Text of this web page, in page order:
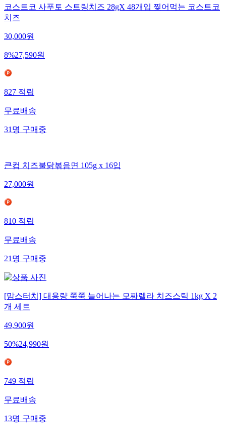
코스트코 사푸토 스트링치즈 28gX 48개입 찢어먹는 코스트코
치즈
30,000원
8%27,590원
827적립
무료배송
31명구매중
큰컵 치즈불닭볶음면 105g x 16입
27,000원
810적립
무료배송
21명구매중
[맘스터치] 대용량 쭉쭉 늘어나는 모짜렐라 치즈스틱 1kg X 2
개 세트
49,900원
50%24,990원
749적립
무료배송
13명구매중